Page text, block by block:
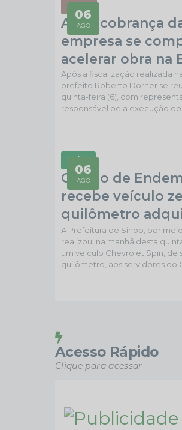
Após cobrança
empresa se
acelerar obra na
06
AGO
OBRAS
Após a fiscalização realizada
prefeito Roberto Dorner se
quinta-feira (6), com
responsável pela execução
acelerar o cronograma para
enfrentados pela população
estrada. Após...
Centro de
recebe veículo
quilômetro
emenda
06
AGO
SAÚDE
A Prefeitura de Sinop, por
realizou, na manhã desta
um veículo Chevrolet Spin, de
quilômetro, aos servidores do
do Ouro, que destinou uma
Acesso Rápido
Clique para acessar